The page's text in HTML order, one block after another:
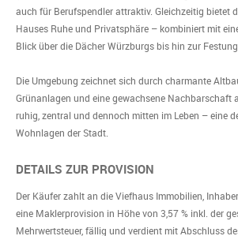
auch für Berufspendler attraktiv. Gleichzeitig bietet
Hauses Ruhe und Privatsphäre – kombiniert mit
Blick über die Dächer Würzburgs bis hin zur
Die Umgebung zeichnet sich durch charmante
Grünanlagen und eine gewachsene Nachbarschaft
ruhig, zentral und dennoch mitten im Leben – eine
Wohnlagen der Stadt.
DETAILS ZUR PROVISION
Der Käufer zahlt an die Viefhaus Immobilien,
eine Maklerprovision in Höhe von 3,57 % inkl. der
Mehrwertsteuer, fällig und verdient mit Abschluss